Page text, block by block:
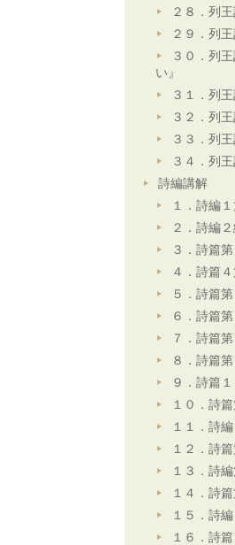
２８．列
２９．列
３０．列
い』
３１．列
３２．列
３３．列
３４．列
詩編講解
１．詩編
２．詩編
３．詩篇
４．詩篇
５．詩篇
６．詩篇
７．詩篇
８．詩篇
９．詩篇
１０．詩
１１．詩
１２．詩
１３．詩
１４．詩
１５．詩
１６．詩